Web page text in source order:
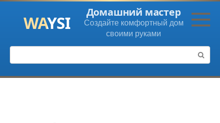
Перейти
контенту
Домашний мастер
Создайте комфортный дом
своими руками
Поиск: